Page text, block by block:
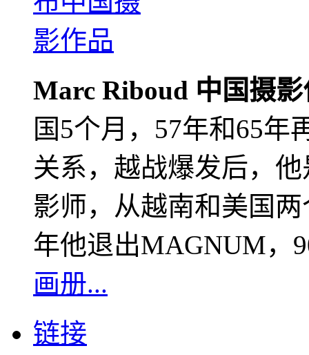
Marc Riboud 中国摄
国5个月，57年和65年
关系，越战爆发后，
影师，从越南和美国
年他退出MAGNUM，
画册...
链接